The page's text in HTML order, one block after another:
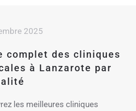
2025
complet des cliniques
à Lanzarote par
les meilleures cliniques